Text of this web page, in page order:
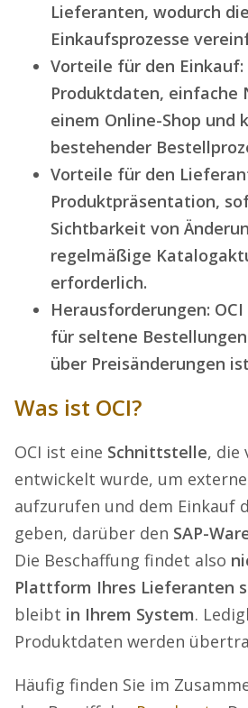
Lieferanten, wodurch die
Einkaufsprozesse
Vorteile für den
Produktdaten, einfache
einem Online-Shop und
bestehender
Vorteile für den
Produktpräsentation,
Sichtbarkeit von
regelmäßige
erforderlich.
Herausforderungen:
für seltene
über Preisänderungen
Was ist OCI?
OCI ist eine Schnittstelle, die
entwickelt wurde, um
aufzurufen und dem Einkauf
geben, darüber den SAP-
Die Beschaffung findet also
Plattform Ihres Lieferanten
bleibt in Ihrem System.
Produktdaten werden
Häufig finden Sie im